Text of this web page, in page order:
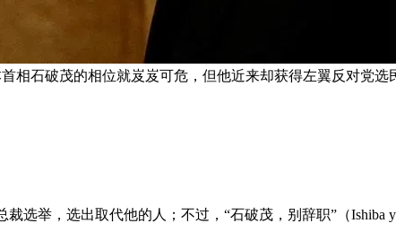
相石破茂的相位就岌岌可危，但他近来却获得左翼反对党选
选举，选出取代他的人；不过，“石破茂，别辞职”（